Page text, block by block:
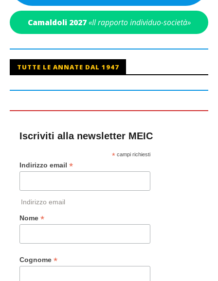
Camaldoli 2027 «Il rapporto individuo-società»
TUTTE LE ANNATE DAL 1947
Iscriviti alla newsletter MEIC
*campi richiesti
Indirizzo email *
Indirizzo email
Nome *
Cognome *